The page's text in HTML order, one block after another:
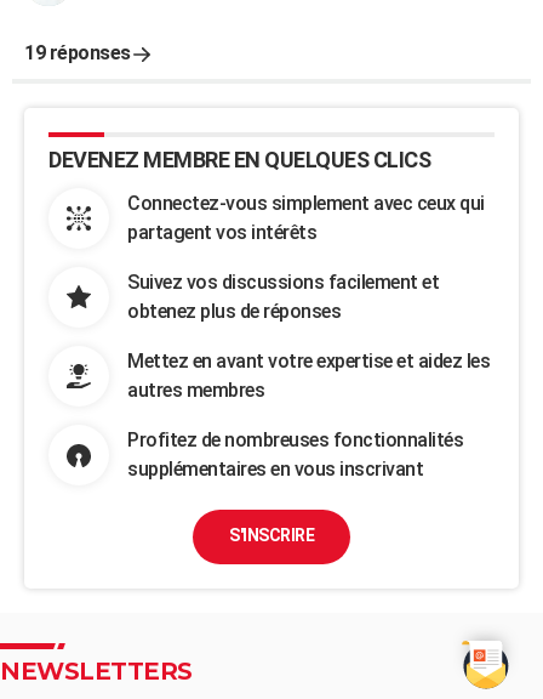
19 réponses
DEVENEZ MEMBRE EN QUELQUES CLICS
Connectez-vous simplement avec ceux qui
partagent vos intérêts
Suivez vos discussions facilement et
obtenez plus de réponses
Mettez en avant votre expertise et aidez les
autres membres
Profitez de nombreuses fonctionnalités
supplémentaires en vous inscrivant
S'INSCRIRE
NEWSLETTERS